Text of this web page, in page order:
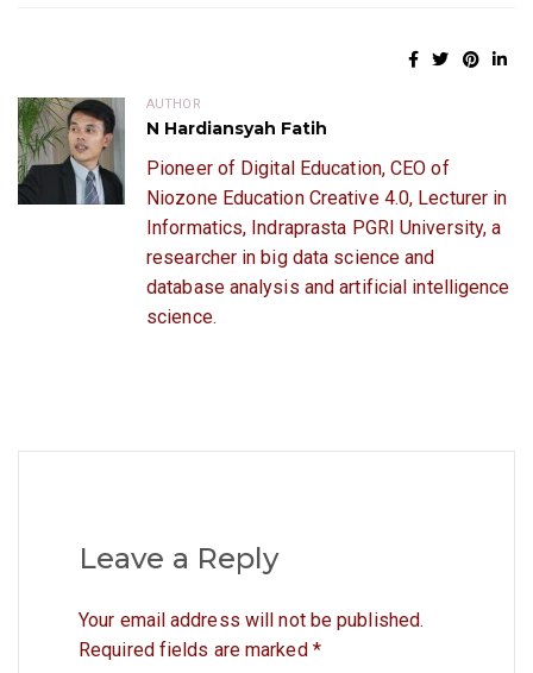
AUTHOR
N Hardiansyah Fatih
Pioneer of Digital Education, CEO of
Niozone Education Creative 4.0, Lecturer in
Informatics, Indraprasta PGRI University, a
researcher in big data science and
database analysis and artificial intelligence
science.
Leave a Reply
Your email address will not be published.
Required fields are marked *